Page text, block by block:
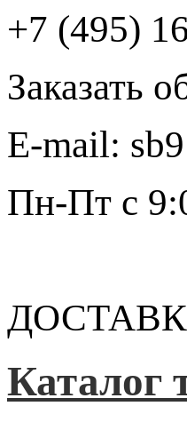
+7 (495)
Заказать
E-mail:
Пн-Пт с
Каталог